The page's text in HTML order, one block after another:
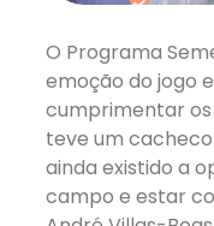
O Programa
emoção do jogo
cumprimentar os
teve um
ainda existido a
campo e estar